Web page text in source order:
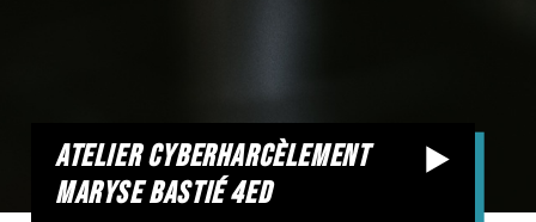
atelier cyberharcèlement
maryse bastié 4ed